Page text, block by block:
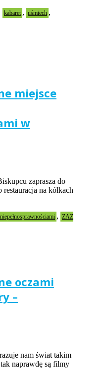
kabaret , uśmiech ,
miejsce
w
zaprasza do
na kółkach
,
ZAZ
oczami
–
nam świat takim
naprawdę są filmy